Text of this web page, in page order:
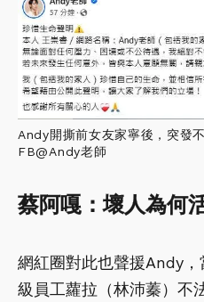
Andy開撕前女友家寧後，突發
FB@Andy老師
蔡阿嘎：壞人為何
網紅圈對此也聲援Andy
級員工蘿拉（林沛蓁）不